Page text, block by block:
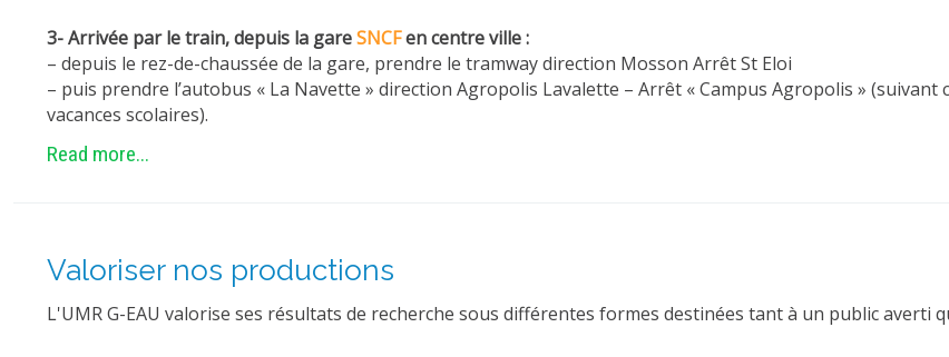
3- Arrivée par le train, depuis la gareSNCFen centre ville :
– depuis le rez-de-chaussée de la gare, prendre le tramway direction Mosson Arrêt St Eloi
– puis prendre l’autobus « La Navette » direction Agropolis Lavalette – Arrêt « Campus Agropolis »
vacances scolaires).
Read more...
Valoriser nos productions
L'UMR G-EAU valorise ses résultats de recherche sous différentes formes destinées tant à un public averti